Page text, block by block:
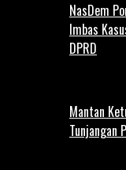
NasDem
Imbas
DPRD
Mantan
Tunjangan